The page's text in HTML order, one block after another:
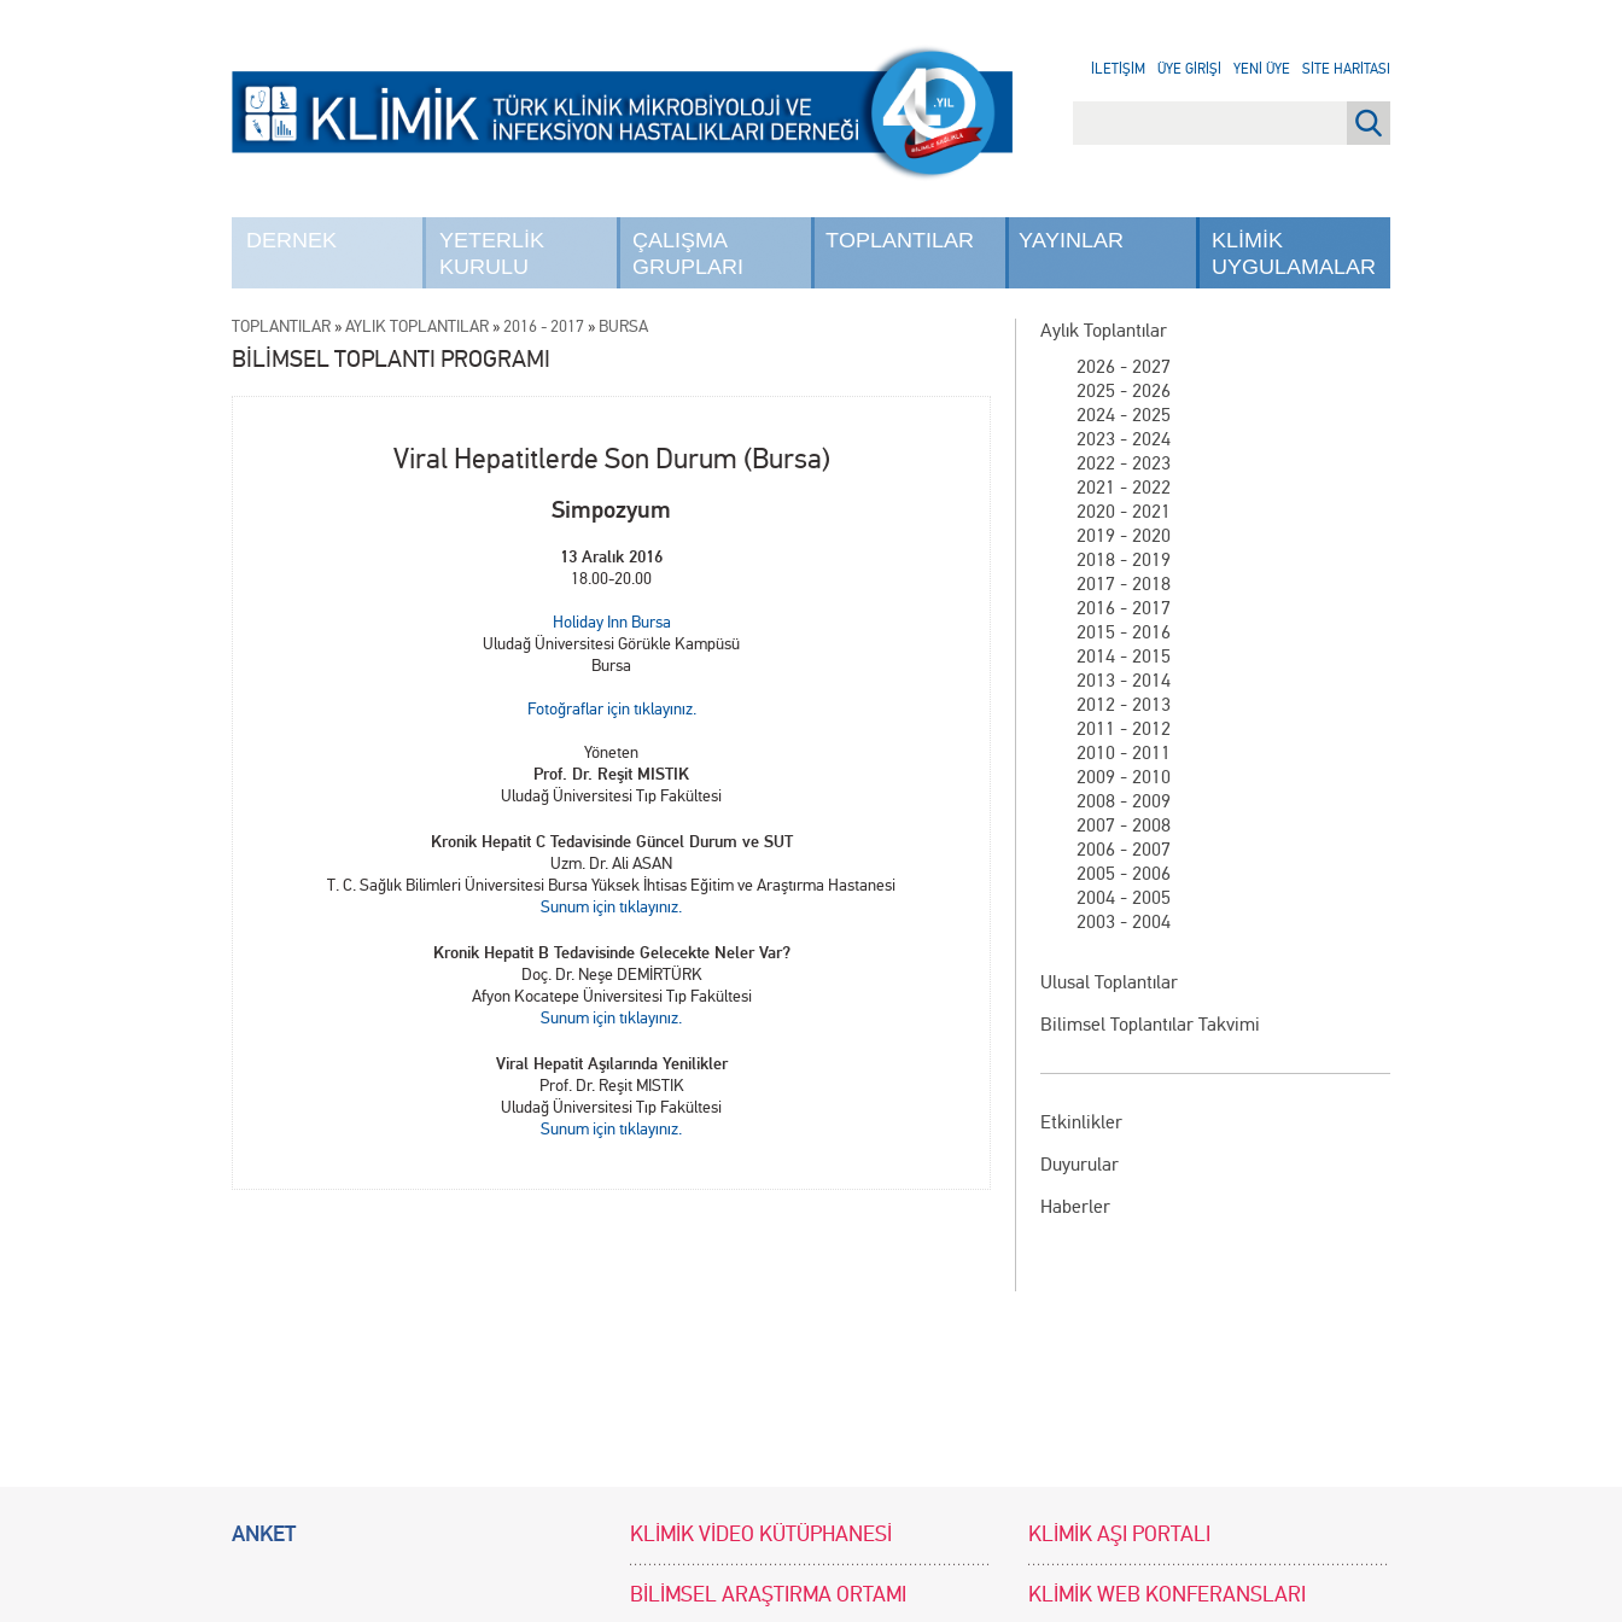
DERNEK
YETERLİK
KURULU
ÇALIŞMA
GRUPLARI
TOPLANTILAR YAYINLAR
KLİMİK
UYGULAMALAR
İLETİŞİM ÜYE GİRİŞİ YENİ ÜYE SİTE HARİTASI
Aylık Toplantılar
2026 - 2027
2025 - 2026
2024 - 2025
2023 - 2024
2022 - 2023
2021 - 2022
2020 - 2021
2019 - 2020
2018 - 2019
2017 - 2018
2016 - 2017
2015 - 2016
2014 - 2015
2013 - 2014
2012 - 2013
2011 - 2012
2010 - 2011
2009 - 2010
2008 - 2009
2007 - 2008
2006 - 2007
2005 - 2006
2004 - 2005
2003 - 2004
Ulusal Toplantılar
Bilimsel Toplantılar Takvimi
Etkinlikler
Duyurular
Haberler
TOPLANTILAR »AYLIK TOPLANTILAR »2016 - 2017 » BURSA
BİLİMSEL TOPLANTI PROGRAMI
Viral Hepatitlerde Son Durum (Bursa)
Simpozyum
13 Aralık 2016
18.00-20.00
Holiday Inn Bursa
Uludağ Üniversitesi Görükle Kampüsü
Bursa
Fotoğraflar için tıklayınız.
Yöneten
Prof. Dr. Reşit MISTIK
Uludağ Üniversitesi Tıp Fakültesi
Kronik Hepatit C Tedavisinde Güncel Durum ve SUT
Uzm. Dr. Ali ASAN
T. C. Sağlık Bilimleri Üniversitesi Bursa Yüksek İhtisas Eğitim ve Araştırma Hastanesi
Sunum için tıklayınız.
Kronik Hepatit B Tedavisinde Gelecekte Neler Var?
Doç. Dr. Neşe DEMİRTÜRK
Afyon Kocatepe Üniversitesi Tıp Fakültesi
Sunum için tıklayınız.
Viral Hepatit Aşılarında Yenilikler
Prof. Dr. Reşit MISTIK
Uludağ Üniversitesi Tıp Fakültesi
Sunum için tıklayınız.
ANKET KLİMİK VİDEO KÜTÜPHANESİ KLİMİK AŞI PORTALI
BİLİMSEL ARAŞTIRMA ORTAMI KLİMİK WEB KONFERANSLARI